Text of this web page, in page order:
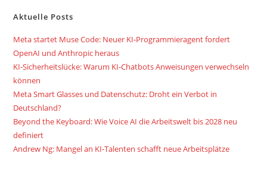
Aktuelle Posts
Meta startet Muse Code: Neuer KI-Programmieragent fordert
OpenAI und Anthropic heraus
KI-Sicherheitslücke: Warum KI-Chatbots Anweisungen verwechseln
können
Meta Smart Glasses und Datenschutz: Droht ein Verbot in
Deutschland?
Beyond the Keyboard: Wie Voice AI die Arbeitswelt bis 2028 neu
definiert
Andrew Ng: Mangel an KI-Talenten schafft neue Arbeitsplätze